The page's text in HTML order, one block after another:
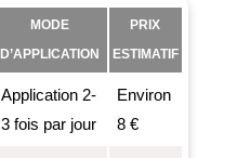
MODE
D’APPLICATION
PRIX
ESTIMATIF
Application 2-
3 fois par jour
Environ
8 €